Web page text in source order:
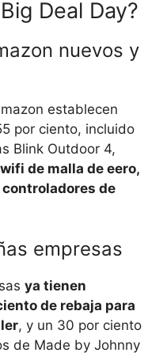
Deal Day?
nuevos y
establecen
por ciento, incluido
Blink Outdoor 4,
de malla de eero,
controladores de
empresas
ya tienen
de rebaja para
, y un 30 por ciento
de Made by Johnny